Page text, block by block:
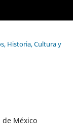
Historia, Cultura y
de México